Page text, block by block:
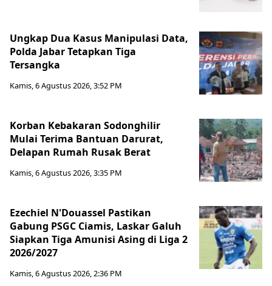
Ungkap Dua Kasus Manipulasi Data,
Polda Jabar Tetapkan Tiga
Tersangka
Kamis, 6 Agustus 2026, 3:52 PM
Korban Kebakaran Sodonghilir
Mulai Terima Bantuan Darurat,
Delapan Rumah Rusak Berat
Kamis, 6 Agustus 2026, 3:35 PM
Ezechiel N'Douassel Pastikan
Gabung PSGC Ciamis, Laskar Galuh
Siapkan Tiga Amunisi Asing di Liga 2
2026/2027
Kamis, 6 Agustus 2026, 2:36 PM